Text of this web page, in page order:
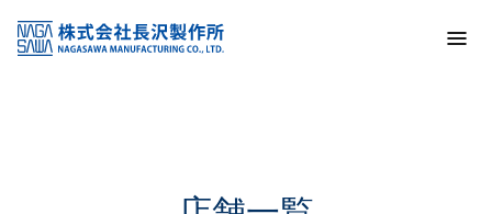
KSS加盟店・取扱店情報
店舗一覧